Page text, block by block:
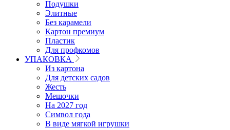
Подушки
Элитные
Без карамели
Картон премиум
Пластик
Для профкомов
УПАКОВКА
Из картона
Для детских садов
Жесть
Мешочки
На 2027 год
Символ года
В виде мягкой игрушки